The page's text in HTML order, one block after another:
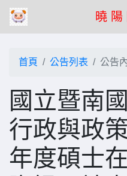
曉 陽
首頁 公告列表 公告
國立暨南
行政與政
年度碩士